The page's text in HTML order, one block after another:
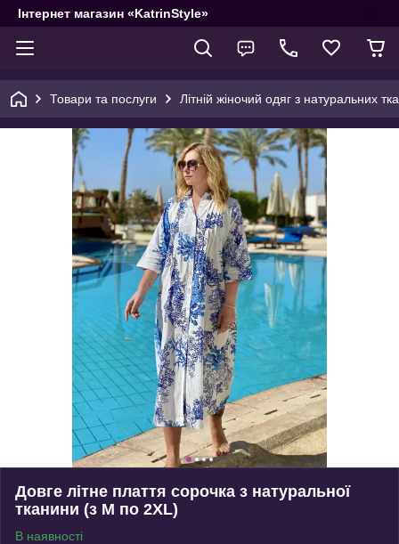
Інтернет магазин «KatrinStyle»
Товари та послуги Літній жіночий одяг з натуральних
Довге літне плаття сорочка з натуральної
тканини (з M по 2XL)
В наявності